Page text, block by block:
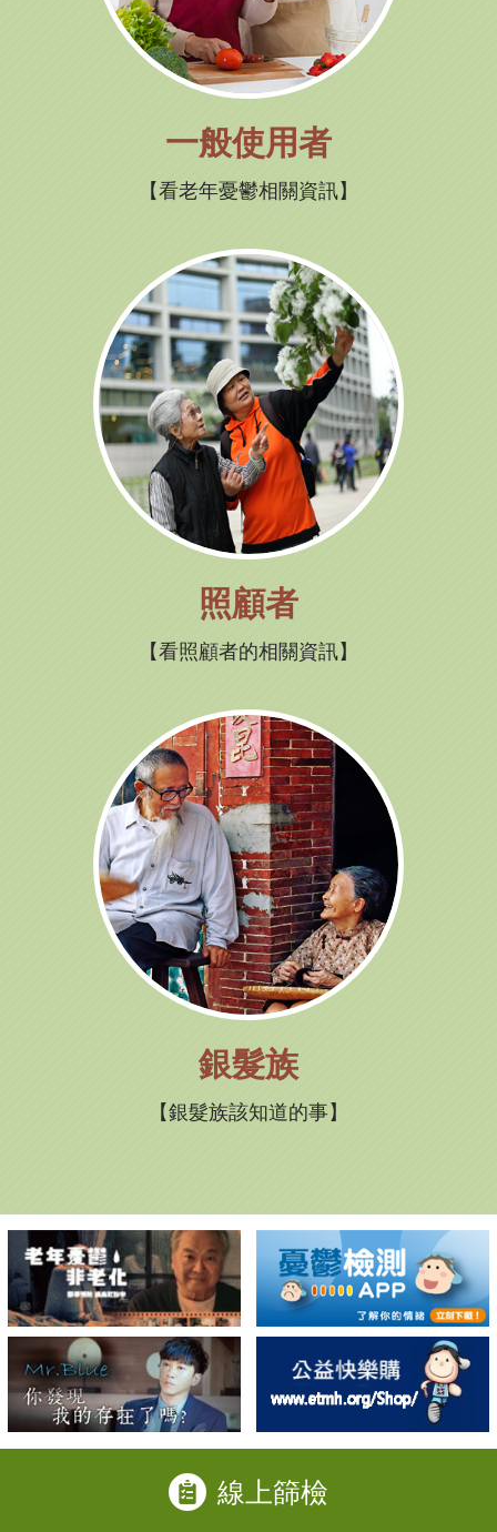
一般使用者
看老年憂鬱相關資訊
照顧者
看照顧者的相關資訊
銀髮族
銀髮族該知道的事
線上篩檢